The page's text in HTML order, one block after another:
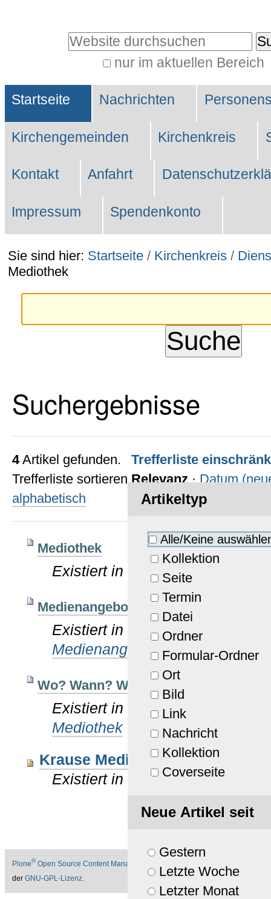
Direkt
zur
Navigation
Website durchsuchen
nur im aktuellen Bereich
Suche…
Sektionen
Startseite Nachrichten
Kirchengemeinden Kirchenkreis
Kontakt Anfahrt
Impressum Spendenkonto
Sie sind hier: Startseite / Kirchenkreis /
Mediothek
Suchergebnisse
4Artikel gefunden. Trefferliste
Artikeltyp
Alle/Keine
Kollektion
Seite
Termin
Datei
Ordner
Formular-Ordner
Ort
Bild
Link
Nachricht
Kollektion
Coverseite
Neue Artikel seit
Gestern
Letzte Woche
Letzter Monat
Trefferliste sortieren Relevanz · Datum
alphabetisch
Mediothek
Existiert in Kirchenkreis
Medienangebot
Existiert in Kirchenkreis
Medienangebot - Intern
Wo? Wann? Wie?
Existiert in Kirchenkreis
Mediothek
Krause Mediothek KK RE-Gla-
Existiert in
Kirchenkreis
Plone®Open Source Content Management System
der GNU-GPL-Lizenz.